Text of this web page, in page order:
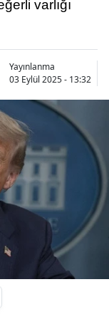
varlığı
Yayınlanma
03 Eylül 2025 - 13:32